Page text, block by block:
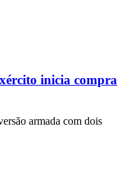
inicia compra
armada com dois